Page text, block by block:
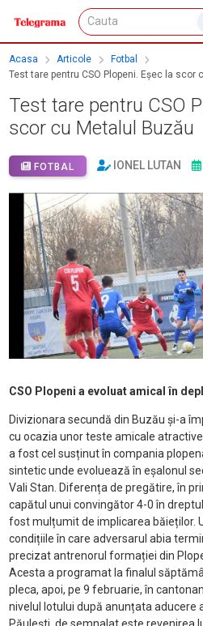
Acasa Articole
Fotbal
Test tare pentru CSO Plopeni. Eșec la scor
Test tare pentru CSO
scor cu Metalul Buzău
FOTBAL IONEL LUTAN
CSO Plopeni a evoluat amical în
Divizionara secundă din Buzău și-a
cu ocazia unor teste amicale
a fost cel susținut în compania
sintetic unde evoluează în eșalonul
Vali Stan. Diferența de pregătire, în
capătul unui convingător 4-0 în
fost mulțumit de implicarea băieților.
condițiile în care adversarul abia
precizat antrenorul formației din
Acesta a programat la finalul
pleca, apoi, pe 9 februarie, în
nivelul lotului după anunțata aducere